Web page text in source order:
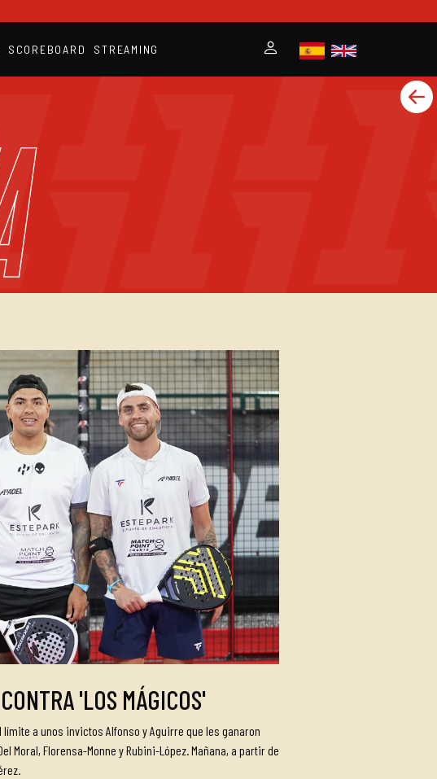
SCOREBOARD STREAMING
'LOS MÁGICOS'
límite a unos invictos Alfonso y Aguirre que les ganaron
Moral, Florensa-Monne y Rubini-López. Mañana, a partir de